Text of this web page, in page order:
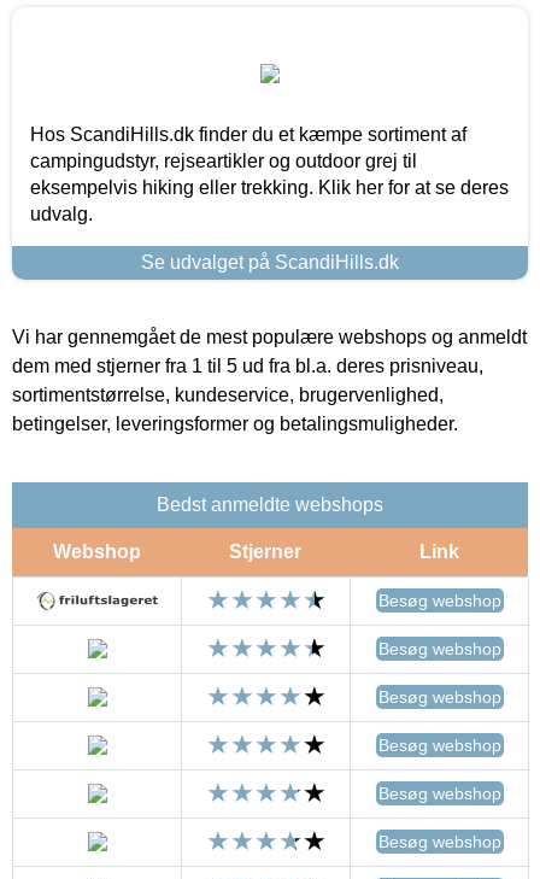
Hos ScandiHills.dk finder du et kæmpe sortiment af
campingudstyr, rejseartikler og outdoor grej til
eksempelvis hiking eller trekking. Klik her for at se deres
udvalg.
Se udvalget på ScandiHills.dk
Vi har gennemgået de mest populære webshops og anmeldt
dem med stjerner fra 1 til 5 ud fra bl.a. deres prisniveau,
sortimentstørrelse, kundeservice, brugervenlighed,
betingelser, leveringsformer og betalingsmuligheder.
Bedst anmeldte webshops
Webshop Stjerner Link
Besøg webshop
Besøg webshop
Besøg webshop
Besøg webshop
Besøg webshop
Besøg webshop